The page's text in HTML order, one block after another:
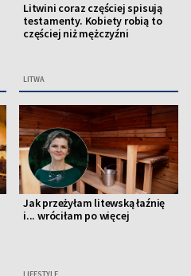
Litwini coraz częściej spisują
testamenty. Kobiety robią to
częściej niż mężczyźni
LITWA
Jak przeżyłam litewską łaźnię
i... wróciłam po więcej